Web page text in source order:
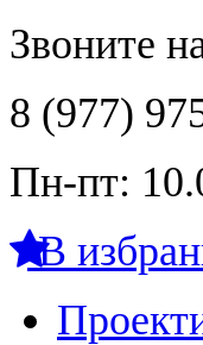
Звоните
8 (977)
Пн-пт:
В